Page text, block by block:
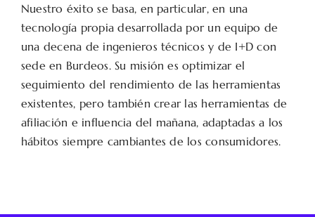
Nuestro éxito se basa, en particular, en una
tecnología propia desarrollada por un equipo de
una decena de ingenieros técnicos y de I+D con
sede en Burdeos. Su misión es optimizar el
seguimiento del rendimiento de las herramientas
existentes, pero también crear las herramientas de
afiliación e influencia del mañana, adaptadas a los
hábitos siempre cambiantes de los consumidores.